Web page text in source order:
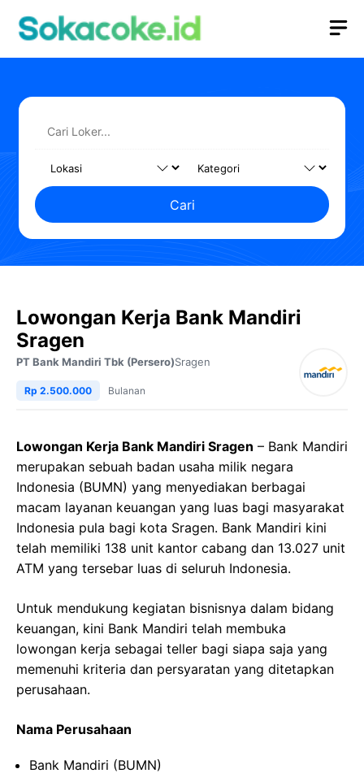
Cari
Lowongan Kerja Bank Mandiri
Sragen
PT Bank Mandiri Tbk (Persero)Sragen
Rp 2.500.000 Bulanan
Lowongan Kerja Bank Mandiri Sragen – Bank Mandiri
merupakan sebuah badan usaha milik negara
Indonesia (BUMN) yang menyediakan berbagai
macam layanan keuangan yang luas bagi masyarakat
Indonesia pula bagi kota Sragen. Bank Mandiri kini
telah memiliki 138 unit kantor cabang dan 13.027 unit
ATM yang tersebar luas di seluruh Indonesia.
Untuk mendukung kegiatan bisnisnya dalam bidang
keuangan, kini Bank Mandiri telah membuka
lowongan kerja sebagai teller bagi siapa saja yang
memenuhi kriteria dan persyaratan yang ditetapkan
perusahaan.
Nama Perusahaan
Bank Mandiri (BUMN)